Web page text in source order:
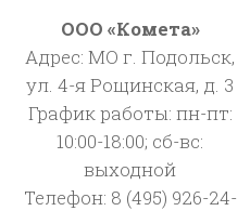
ООО «Комета»
Адрес: МО г. Подольск,
ул. 4-я Рощинская, д. 3
График работы: пн-пт:
10:00-18:00; сб-вс:
выходной
Телефон: 8 (495) 926-24-